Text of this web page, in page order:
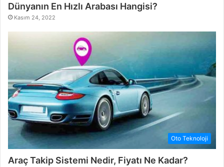
Dünyanın En Hızlı Arabası Hangisi?
Kasım 24, 2022
Oto Teknoloji
Araç Takip Sistemi Nedir, Fiyatı Ne Kadar?